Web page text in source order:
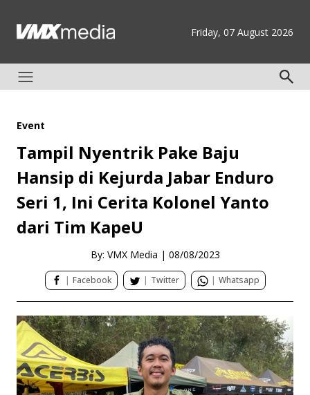
Friday, 07 August 2026
Event
Tampil Nyentrik Pake Baju
Hansip di Kejurda Jabar Enduro
Seri 1, Ini Cerita Kolonel Yanto
dari Tim KapeU
By: VMX Media | 08/08/2023
| Facebook | Twitter | Whatsapp